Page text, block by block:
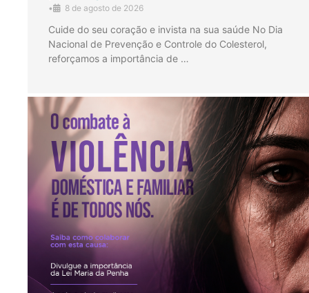
• 8 de agosto de 2026
Cuide do seu coração e invista na sua saúde No Dia
Nacional de Prevenção e Controle do Colesterol,
reforçamos a importância de …